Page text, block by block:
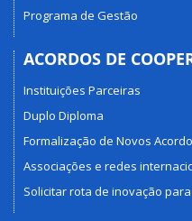
Programa de Gestão
ACORDOS DE
Instituições Parceiras
Duplo Diploma
Formalização de Novos
Associações e redes
Solicitar rota de inovação